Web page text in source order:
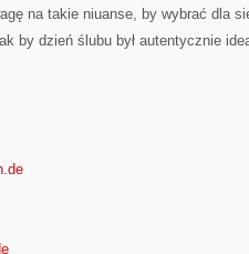
na takie niuanse, by wybrać dla
by dzień ślubu był autentycznie